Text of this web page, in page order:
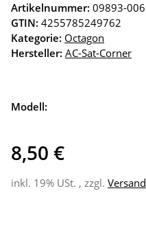
Artikelnummer: 09893-006
GTIN: 4255785249762
Kategorie: Octagon
Hersteller: AC-Sat-Corner
Modell:
8,50 €
inkl. 19% USt. , zzgl. Versand